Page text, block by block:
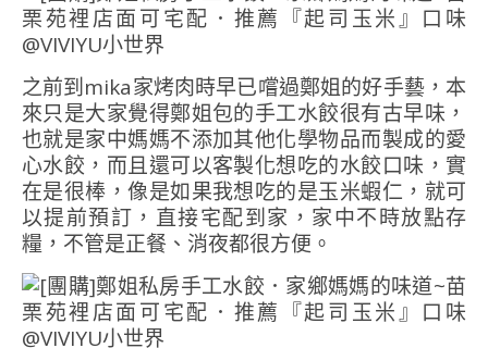
之前到mika家烤肉時早已嚐過鄭姐的好手藝，本
來只是大家覺得鄭姐包的手工水餃很有古早味，
也就是家中媽媽不添加其他化學物品而製成的愛
心水餃，而且還可以客製化想吃的水餃口味，實
在是很棒，像是如果我想吃的是玉米蝦仁，就可
以提前預訂，直接宅配到家，家中不時放點存
糧，不管是正餐、消夜都很方便。